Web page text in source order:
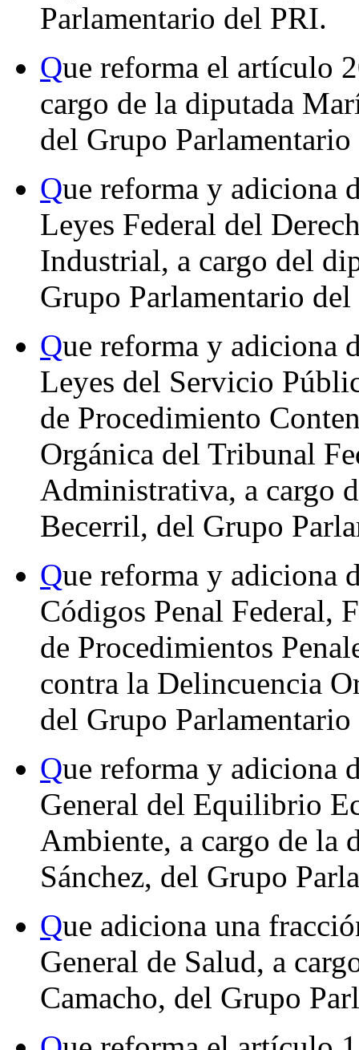
Parlamentario del PRI.
Que reforma el artículo
cargo de la diputada
del Grupo
Que reforma y adiciona
Leyes Federal del
Industrial, a cargo del
Grupo Parlamentario
Que reforma y adiciona
Leyes del Servicio
de Procedimiento
Orgánica del Tribunal
Administrativa, a cargo
Becerril, del Grupo
Que reforma y adiciona
Códigos Penal Federal,
de Procedimientos
contra la Delincuencia
del Grupo
Que reforma y adiciona
General del Equilibrio
Ambiente, a cargo de la
Sánchez, del Grupo
Que adiciona una
General de Salud, a
Camacho, del Grupo